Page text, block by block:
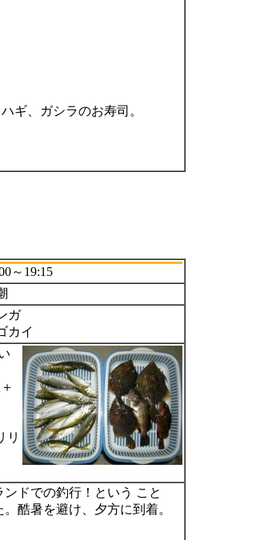
ギ、ガシラのお寿司。
～19:15
ガ
カイ
リ
ドでの釣行！という こと
酷暑を避け、夕方に到着。